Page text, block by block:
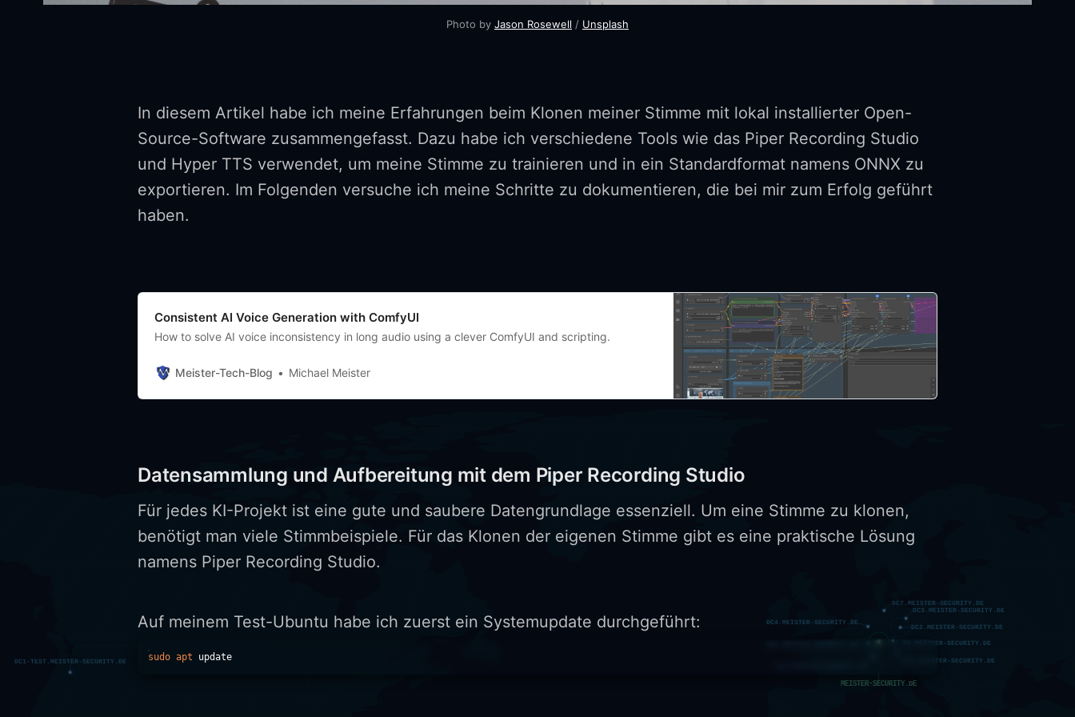
Photo by Jason Rosewell / Unsplash
In diesem Artikel habe ich meine Erfahrungen beim Klonen meiner Stimme mit lokal installierter Open-
Source-Software zusammengefasst. Dazu habe ich verschiedene Tools wie das Piper Recording Studio
und Hyper TTS verwendet, um meine Stimme zu trainieren und in ein Standardformat namens ONNX zu
exportieren. Im Folgenden versuche ich meine Schritte zu dokumentieren, die bei mir zum Erfolg geführt
haben.
Consistent AI Voice Generation with ComfyUI
How to solve AI voice inconsistency in long audio using a clever ComfyUI and scripting.
Meister-Tech-Blog Michael Meister
Datensammlung und Aufbereitung mit dem Piper Recording Studio
Für jedes KI-Projekt ist eine gute und saubere Datengrundlage essenziell. Um eine Stimme zu klonen,
benötigt man viele Stimmbeispiele. Für das Klonen der eigenen Stimme gibt es eine praktische Lösung
namens Piper Recording Studio.
Auf meinem Test-Ubuntu habe ich zuerst ein Systemupdate durchgeführt:
sudo apt